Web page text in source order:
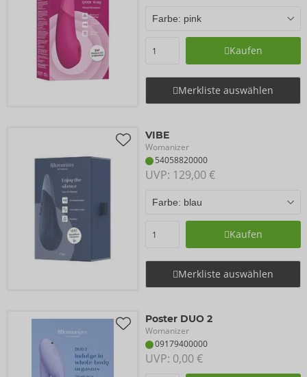
Kaufen
Merkliste auswählen
VIBE
Womanizer
54058820000
UVP: 129,00 €
Kaufen
Merkliste auswählen
Poster DUO 2
Womanizer
09179400000
UVP: 0,00 €